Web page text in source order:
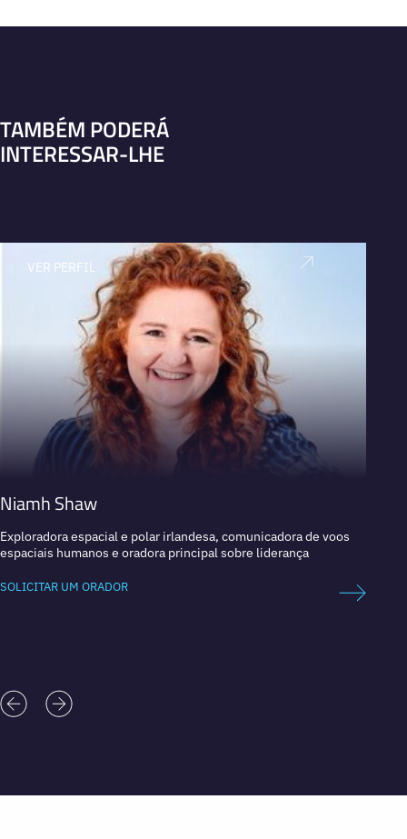
TAMBÉM PODERÁ
INTERESSAR-LHE
VER PERFIL
Niamh Shaw
Exploradora espacial e polar irlandesa, comunicadora de voos
espaciais humanos e oradora principal sobre liderança
SOLICITAR UM ORADOR